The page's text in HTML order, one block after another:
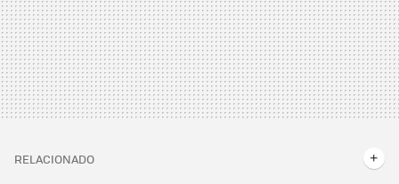
RELACIONADO